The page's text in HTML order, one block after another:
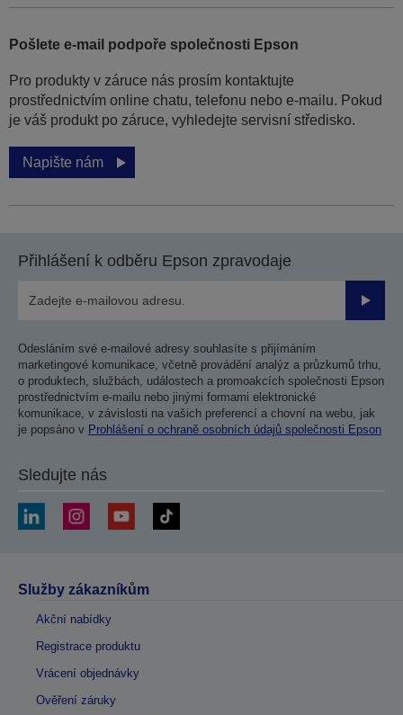
Pošlete e-mail podpoře společnosti Epson
Pro produkty v záruce nás prosím kontaktujte
prostřednictvím online chatu, telefonu nebo e-mailu. Pokud
je váš produkt po záruce, vyhledejte servisní středisko.
Napište nám
Přihlášení k odběru Epson zpravodaje
Odesláním své e-mailové adresy souhlasíte s přijímáním
marketingové komunikace, včetně provádění analýz a průzkumů trhu,
o produktech, službách, událostech a promoakcích společnosti Epson
prostřednictvím e-mailu nebo jinými formami elektronické
komunikace, v závislosti na vašich preferencí a chovní na webu, jak
je popsáno v Prohlášení o ochraně osobních údajů společnosti Epson
Sledujte nás
Služby zákazníkům
Akční nabídky
Registrace produktu
Vrácení objednávky
Ověření záruky